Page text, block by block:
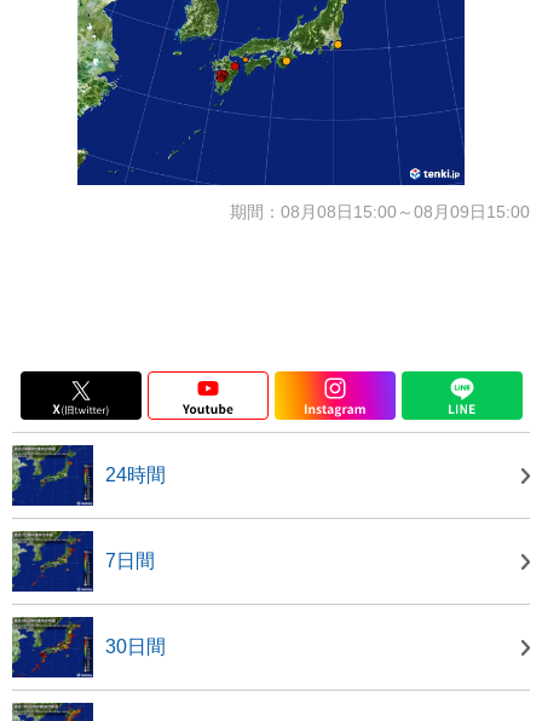
期間：08月08日15:00～08月09日15:00
24時間
7日間
30日間